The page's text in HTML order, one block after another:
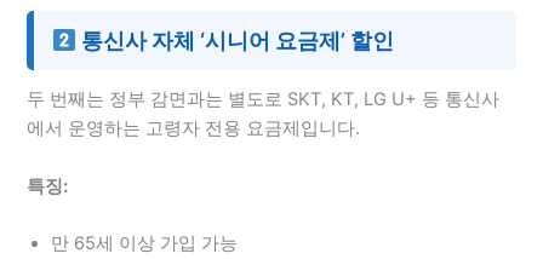
통신사 자체 ‘시니어 요금제’ 할인
두 번째는 정부 감면과는 별도로 SKT, KT, LG U+ 등 통신사
에서 운영하는 고령자 전용 요금제입니다.
특징:
만 65세 이상 가입 가능